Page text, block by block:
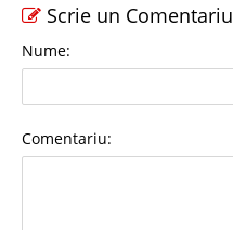
Scrie un Comentariu
Nume:
Comentariu: